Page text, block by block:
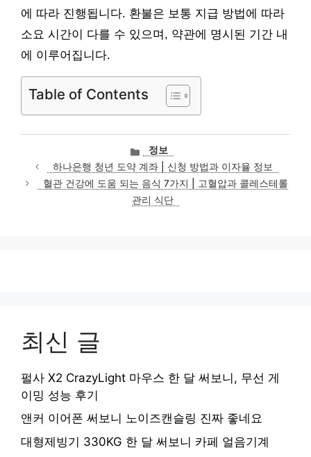
에 따라 진행됩니다. 환불은 보통 지급 방법에 따라
소요 시간이 다를 수 있으며, 약관에 명시된 기간 내
에 이루어집니다.
Table of Contents
카
테
고
리
정보
하나은행 청년 도약 계좌 | 신청 방법과 이자율 정보
혈관 건강에 도움 되는 음식 7가지 | 고혈압과 콜레스테롤
관리 식단
최신 글
펄사 X2 CrazyLight 마우스 한 달 써보니, 무선 게
이밍 성능 후기
앤커 이어폰 써보니 노이즈캔슬링 진짜 좋네요
대형제빙기 330KG 한 달 써보니 카페 얼음기계